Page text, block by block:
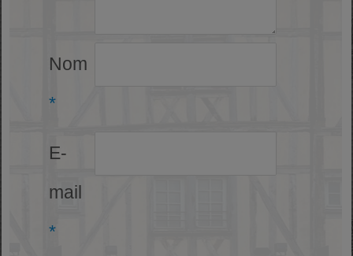
Nom
*
E-
mail
*